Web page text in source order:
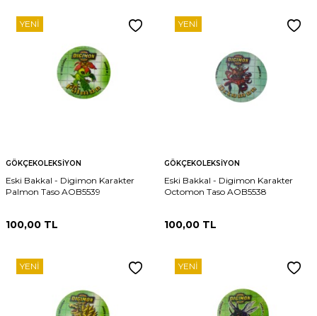
YENI
GÖKÇEKOLEKSIYON
Eski Bakkal - Digimon Karakter
Palmon Taso AOB5539
100,00 TL
YENI
GÖKÇEKOLEKSIYON
Eski Bakkal - Digimon Karakter
Octomon Taso AOB5538
100,00 TL
YENI YENI